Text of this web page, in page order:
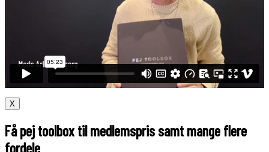
X
Få pej toolbox til medlemspris samt mange flere
fordele